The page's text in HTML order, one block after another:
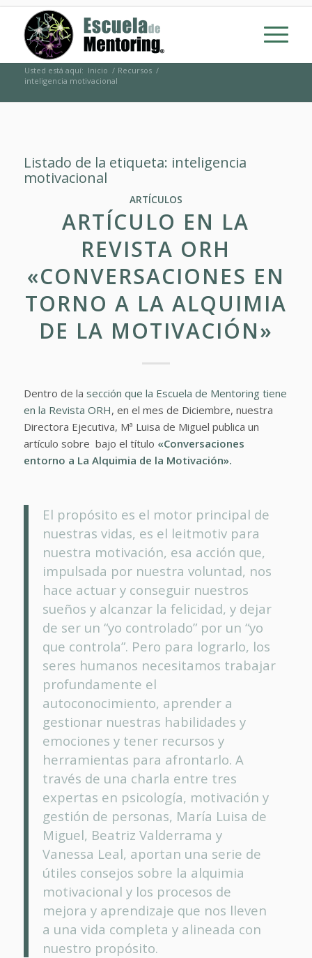
Usted está aquí: Inicio / Recursos /
inteligencia motivacional
Listado de la etiqueta: inteligencia
motivacional
ARTÍCULOS
ARTÍCULO EN LA
REVISTA ORH
«CONVERSACIONES EN
TORNO A LA ALQUIMIA
DE LA MOTIVACIÓN»
Dentro de la sección que la Escuela de Mentoring tiene
en la Revista ORH, en el mes de Diciembre, nuestra
Directora Ejecutiva, Mª Luisa de Miguel publica un
artículo sobre bajo el título «Conversaciones
entorno a La Alquimia de la Motivación».
El propósito es el motor principal de
nuestras vidas, es el leitmotiv para
nuestra motivación, esa acción que,
impulsada por nuestra voluntad, nos
hace actuar y conseguir nuestros
sueños y alcanzar la felicidad, y dejar
de ser un “yo controlado” por un “yo
que controla”. Pero para lograrlo, los
seres humanos necesitamos trabajar
profundamente el
autoconocimiento, aprender a
gestionar nuestras habilidades y
emociones y tener recursos y
herramientas para afrontarlo. A
través de una charla entre tres
expertas en psicología, motivación y
gestión de personas, María Luisa de
Miguel, Beatriz Valderrama y
Vanessa Leal, aportan una serie de
útiles consejos sobre la alquimia
motivacional y los procesos de
mejora y aprendizaje que nos lleven
a una vida completa y alineada con
nuestro propósito.